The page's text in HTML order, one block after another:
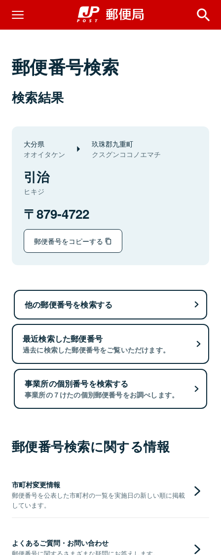
郵便番号検索
検索結果
大分県
オオイタケン
玖珠郡九重町
クスグンココノエマチ
引治
ヒキジ
879-4722
郵便番号をコピーする
他の郵便番号を検索する
最近検索した郵便番号
過去に検索した郵便番号をご覧いただけます。
事業所の個別番号を検索する
事業所の７けたの個別郵便番号をお調べします。
郵便番号検索に関する情報
市町村変更情報
郵便番号を公表した市町村の一覧を実施日の新しい順に掲載
しています。
よくあるご質問・お問い合わせ